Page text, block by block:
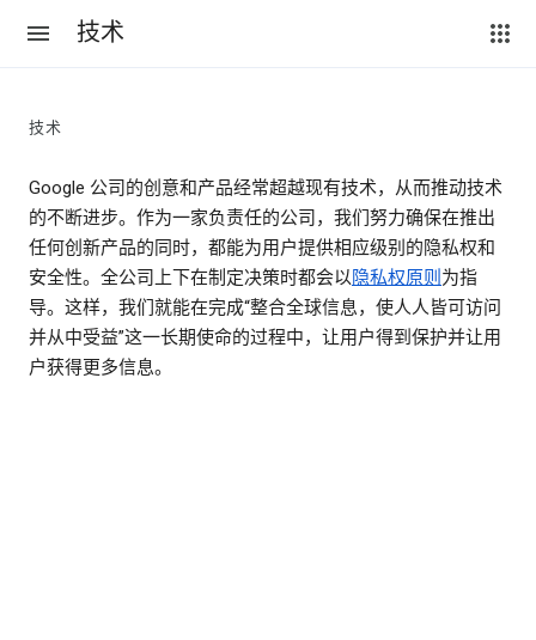
技术
技术
Google 公司的创意和产品经常超越现有技术，从而推动技术
的不断进步。作为一家负责任的公司，我们努力确保在推出
任何创新产品的同时，都能为用户提供相应级别的隐私权和
安全性。全公司上下在制定决策时都会以隐私权原则 为指
导。这样，我们就能在完成“整合全球信息，使人人皆可访问
并从中受益”这一长期使命的过程中，让用户得到保护并让用
户获得更多信息。